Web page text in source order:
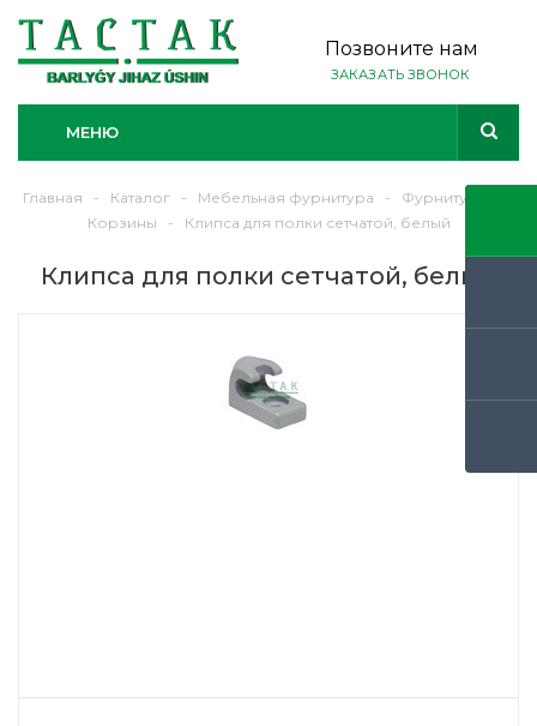
Позвоните нам
ЗАКАЗАТЬ ЗВОНОК
МЕНЮ
Главная - Каталог - Мебельная фурнитура - Фурнитура
Корзины
- Клипса для полки сетчатой, белый
Клипса для полки сетчатой, белый